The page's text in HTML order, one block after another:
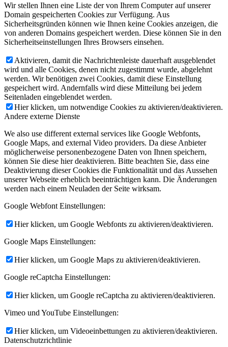
Wir stellen Ihnen eine Liste der von Ihrem Computer auf unserer
Domain gespeicherten Cookies zur Verfügung. Aus
Sicherheitsgründen können wie Ihnen keine Cookies anzeigen, die
von anderen Domains gespeichert werden. Diese können Sie in den
Sicherheitseinstellungen Ihres Browsers einsehen.
Aktivieren, damit die Nachrichtenleiste dauerhaft ausgeblendet
wird und alle Cookies, denen nicht zugestimmt wurde, abgelehnt
werden. Wir benötigen zwei Cookies, damit diese Einstellung
gespeichert wird. Andernfalls wird diese Mitteilung bei jedem
Seitenladen eingeblendet werden.
Hier klicken, um notwendige Cookies zu aktivieren/deaktivieren.
Andere externe Dienste
We also use different external services like Google Webfonts,
Google Maps, and external Video providers. Da diese Anbieter
möglicherweise personenbezogene Daten von Ihnen speichern,
können Sie diese hier deaktivieren. Bitte beachten Sie, dass eine
Deaktivierung dieser Cookies die Funktionalität und das Aussehen
unserer Webseite erheblich beeinträchtigen kann. Die Änderungen
werden nach einem Neuladen der Seite wirksam.
Google Webfont Einstellungen:
Hier klicken, um Google Webfonts zu aktivieren/deaktivieren.
Google Maps Einstellungen:
Hier klicken, um Google Maps zu aktivieren/deaktivieren.
Google reCaptcha Einstellungen:
Hier klicken, um Google reCaptcha zu aktivieren/deaktivieren.
Vimeo und YouTube Einstellungen:
Hier klicken, um Videoeinbettungen zu aktivieren/deaktivieren.
Datenschutzrichtlinie